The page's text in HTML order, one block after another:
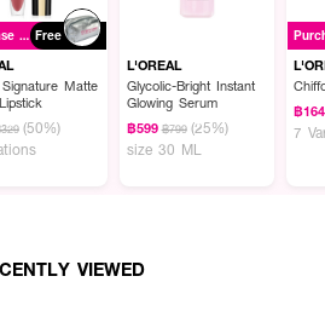
ให้เกิดฟองอย่างทั่วถึง
ช้คู่กับผลิตภัณฑ์ในกลุ่ม ลอรีอัล ปารีส ไกลโค
Purchase ฿699+ Free
Matte
(50%)
L'OREAL
Glycolic-Bright Instant
Glowing Serum
฿599 ฿799 (25%)
size 30 ML
฿164
7
VIEWED